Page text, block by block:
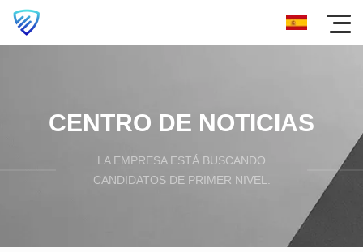
CENTRO DE NOTICIAS
LA EMPRESA ESTÁ BUSCANDO
CANDIDATOS DE PRIMER NIVEL.